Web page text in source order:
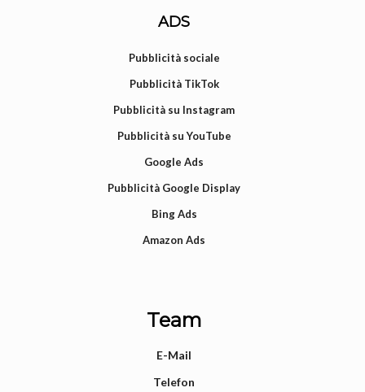
ADS
Pubblicità sociale
Pubblicità TikTok
Pubblicità su Instagram
Pubblicità su YouTube
Google Ads
Pubblicità Google Display
Bing Ads
Amazon Ads
Team
E-Mail
Telefon